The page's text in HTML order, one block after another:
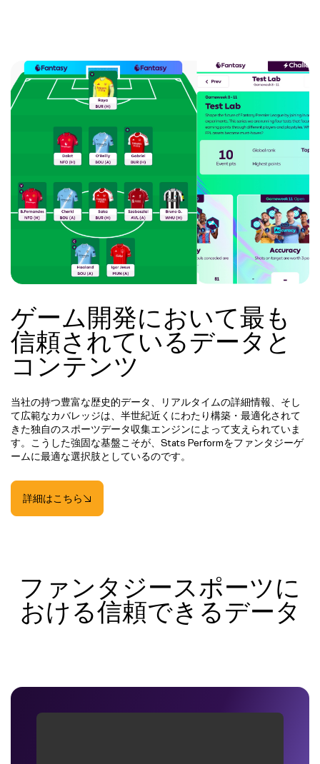
ゲーム開発において最も
信頼されているデータと
コンテンツ
当社の持つ豊富な歴史的データ、リアルタイムの詳細情報、そし
て広範なカバレッジは、半世紀近くにわたり構築・最適化されて
きた独自のスポーツデータ収集エンジンによって支えられていま
す。こうした強固な基盤こそが、Stats Performをファンタジーゲ
ームに最適な選択肢としているのです。
詳細はこちら
ファンタジースポーツに
おける信頼できるデータ